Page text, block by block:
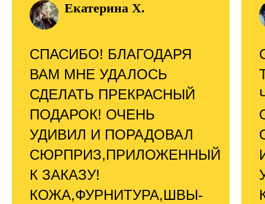
Екатерина Х.
СПАСИБО! БЛАГОДАРЯ
ВАМ МНЕ УДАЛОСЬ
СДЕЛАТЬ ПРЕКРАСНЫЙ
ПОДАРОК! ОЧЕНЬ
УДИВИЛ И ПОРАДОВАЛ
СЮРПРИЗ,ПРИЛОЖЕННЫЙ
К ЗАКАЗУ!
КОЖА,ФУРНИТУРА,ШВЫ-